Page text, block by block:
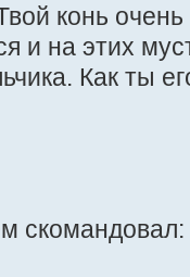
конь
и на этих
Как ты